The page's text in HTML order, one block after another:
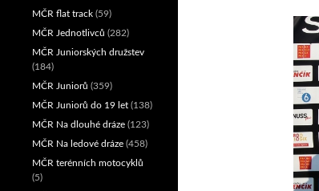
MČR flat track (59)
MČR Jednotlivců (282)
MČR Juniorských družstev
(184)
MČR Juniorů (359)
MČR Juniorů do 19 let (138)
MČR Na dlouhé dráze (123)
MČR Na ledové dráze (458)
MČR terénních motocyklů
(5)